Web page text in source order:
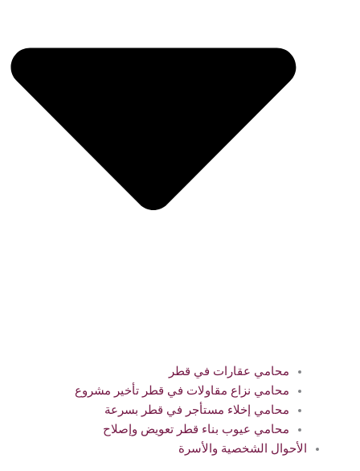
محامي عقارات في قطر
محامي نزاع مقاولات في قطر تأخير مشروع
محامي إخلاء مستأجر في قطر بسرعة
محامي عيوب بناء قطر تعويض وإصلاح
الأحوال الشخصية والأسرة